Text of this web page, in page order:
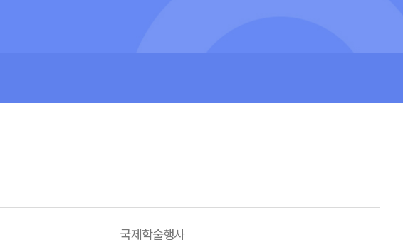
국제학술행사